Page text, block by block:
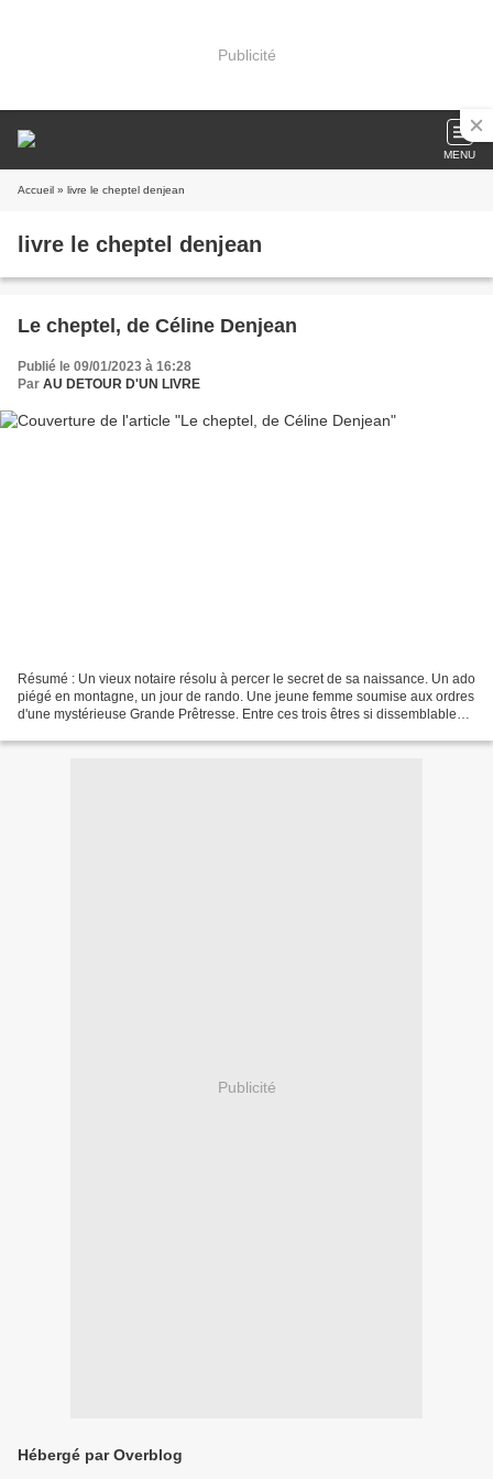
Publicité
MENU
Accueil » livre le cheptel denjean
livre le cheptel denjean
Le cheptel, de Céline Denjean
Publié le 09/01/2023 à 16:28
Par AU DETOUR D'UN LIVRE
Résumé : Un vieux notaire résolu à percer le secret de sa naissance. Un ado
piégé en montagne, un jour de rando. Une jeune femme soumise aux ordres
d'une mystérieuse Grande Prêtresse. Entre ces trois êtres si dissemblables
Publicité
Hébergé par Overblog